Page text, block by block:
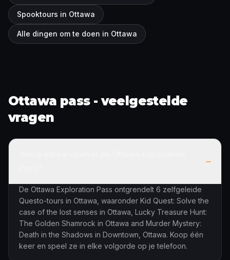
Spooktours in Ottawa
Alle dingen om te doen in Ottawa
Ottawa pass - veelgestelde
vragen
–
De Ottawa Exploration Pass ontgrendelt 6 zelfgeleide
Questo-tours in Ottawa, waaronder Kid Quest: Solve the
case of the lost senses in Ottawa, Lucky Treasure Hunt:
The Golden Shamrock in Ottawa and Murder Mystery:
Death in the Shadows in Downtown, Ottawa. Koop één
keer en speel ze in elke volgorde op je telefoon.